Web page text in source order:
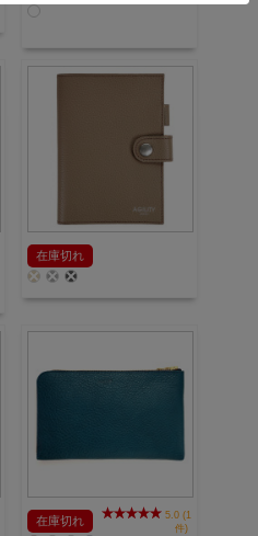
在庫切れ
在庫切れ
5.0 (1
件)